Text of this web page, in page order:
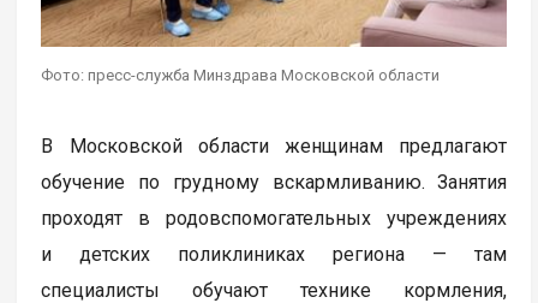
Фото: пресс-служба Минздрава Московской области
В Московской области женщинам предлагают
обучение по грудному вскармливанию. Занятия
проходят в родовспомогательных учреждениях
и детских поликлиниках региона — там
специалисты обучают технике кормления,